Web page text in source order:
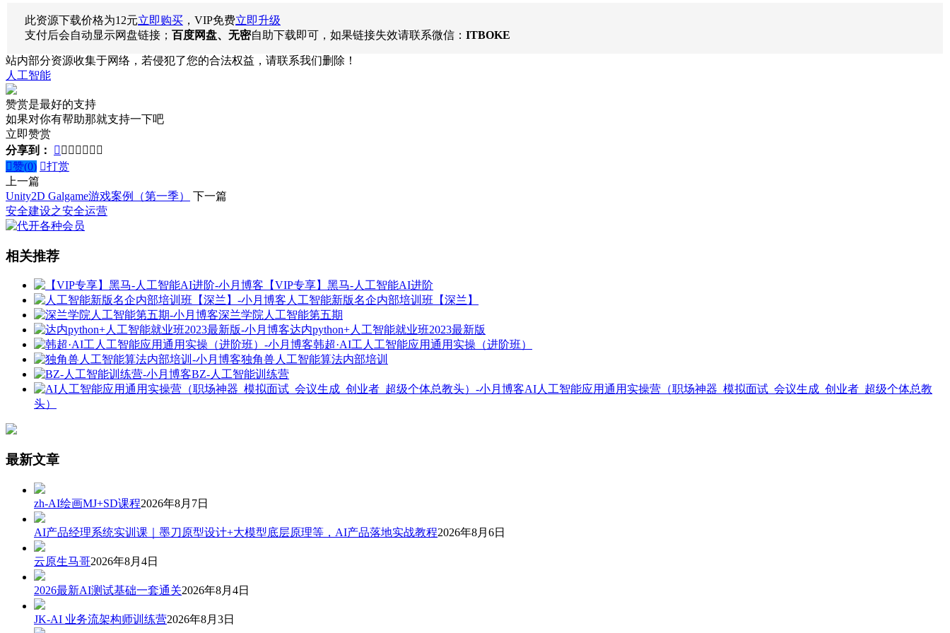
此资源下载价格为12元立即购买 ，VIP免费立即升级
支付后会自动显示网盘链接； 百度网盘、无密自助下载即可，如果链接失效请联系微信： ITBOKE
站内部分资源收集于网络，若侵犯了您的合法权益，请联系我们删除！
人工智能
赞赏是最好的支持
如果对你有帮助那就支持一下吧
立即赞赏
分享到：
      
赞(0) 打赏
上一篇
Unity2D Galgame游戏案例（第一季）
下一篇
安全建设之安全运营
相关推荐
【VIP专享】黑马-人工智能AI进阶
人工智能新版名企内部培训班【深兰】
深兰学院人工智能第五期
达内python+人工智能就业班2023最新版
韩超·AI工人工智能应用通用实操（进阶班）
独角兽人工智能算法内部培训
BZ-人工智能训练营
AI人工智能应用通用实操营（职场神器_模拟面试_会议生成_创业者_超级个体总教
头）
最新文章
zh-AI绘画MJ+SD课程2026年8月7日
AI产品经理系统实训课｜墨刀原型设计+大模型底层原理等，AI产品落地实战教程2026年8月6日
云原生马哥2026年8月4日
2026最新AI测试基础一套通关2026年8月4日
JK-AI 业务流架构师训练营2026年8月3日